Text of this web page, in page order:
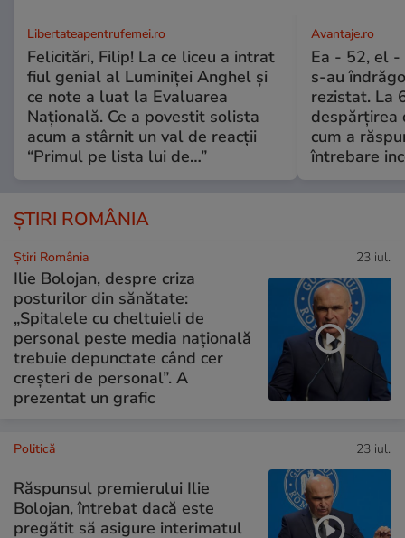
Libertateapentrufemei.ro
Felicitări, Filip! La ce liceu a intrat
fiul genial al Luminiței Anghel și
ce note a luat la Evaluarea
Națională. Ce a povestit solista
acum a stârnit un val de reacții
“Primul pe lista lui de…”
Avantaje.ro
Ea - 52, el -
s-au
rezistat. La
despărțirea
cum a
întrebare
ȘTIRI ROMÂNIA
Știri România 23 iul.
Ilie Bolojan, despre criza
posturilor din sănătate:
„Spitalele cu cheltuieli de
personal peste media națională
trebuie depunctate când cer
creșteri de personal”. A
prezentat un grafic
Politică 23 iul.
Răspunsul premierului Ilie
Bolojan, întrebat dacă este
pregătit să asigure interimatul